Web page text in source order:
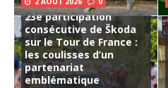
23e participation
consécutive de Škoda
sur le Tour de France :
les coulisses d’un
partenariat
emblématique